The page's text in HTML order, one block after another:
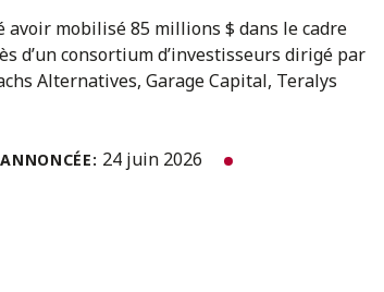
avoir mobilisé 85 millions $ dans le cadre
d’un consortium d’investisseurs dirigé par
Alternatives, Garage Capital, Teralys
24 juin 2026